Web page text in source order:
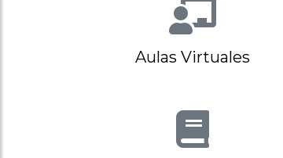
Aulas Virtuales